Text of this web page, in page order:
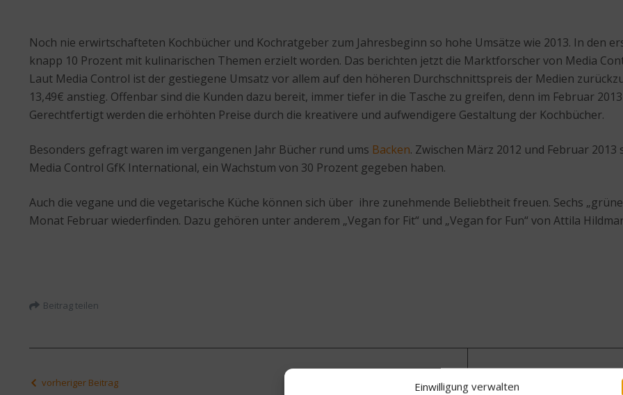
Einwilligung verwalten
Noch nie erwirtschafteten Kochbücher und Kochratgeber zum Jahresbeginn so hohe Umsätze wie 2013. In den
knapp 10 Prozent mit kulinarischen Themen erzielt worden. Das berichten jetzt die Marktforscher von Media
Laut Media Control ist der gestiegene Umsatz vor allem auf den höheren Durchschnittspreis der Medien
13,49€ anstieg. Offenbar sind die Kunden dazu bereit, immer tiefer in die Tasche zu greifen, denn im Februar
Gerechtfertigt werden die erhöhten Preise durch die kreativere und aufwendigere Gestaltung der Kochbücher.
Besonders gefragt waren im vergangenen Jahr Bücher rund ums Backen. Zwischen März 2012 und Februar
Media Control GfK International, ein Wachstum von 30 Prozent gegeben haben.
Auch die vegane und die vegetarische Küche können sich über ihre zunehmende Beliebtheit freuen. Sechs
Monat Februar wiederfinden. Dazu gehören unter anderem „Vegan for Fit“ und „Vegan for Fun“ von Attila
Beitrag teilen
vorheriger Beitrag Nächster Beitrag